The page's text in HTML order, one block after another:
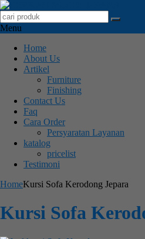
Menu
Home
About Us
Artikel
Furniture
Finishing
Contact Us
Faq
Cara Order
Persyaratan Layanan
katalog
pricelist
Testimoni
HomeKursi Sofa Kerodong Jepara
Kursi Sofa